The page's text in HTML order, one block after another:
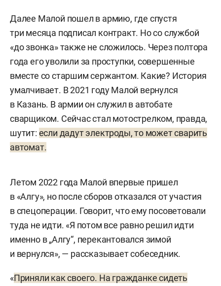
Далее Малой пошел в армию, где спустя
три месяца подписал контракт. Но со службой
«до звонка» также не сложилось. Через полтора
года его уволили за проступки, совершенные
вместе со старшим сержантом. Какие? История
умалчивает. В 2021 году Малой вернулся
в Казань. В армии он служил в автобате
сварщиком. Сейчас стал мотострелком, правда,
шутит: если дадут электроды, то может сварить
автомат.
Летом 2022 года Малой впервые пришел
в «Алгу», но после сборов отказался от участия
в спецоперации. Говорит, что ему посоветовали
туда не идти. «Я потом все равно решил идти
именно в „Алгу“, перекантовался зимой
и вернулся», — рассказывает собеседник.
«Приняли как своего. На гражданке сидеть